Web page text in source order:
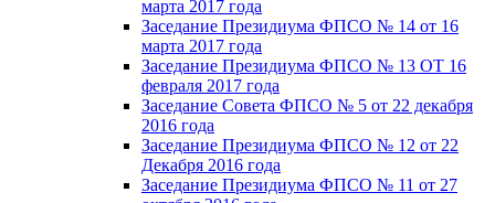
марта 2017 года
Заседание Президиума ФПСО № 14 от 16
марта 2017 года
Заседание Президиума ФПСО № 13 ОТ 16
февраля 2017 года
Заседание Совета ФПСО № 5 от 22 декабря
2016 года
Заседание Президиума ФПСО № 12 от 22
Декабря 2016 года
Заседание Президиума ФПСО № 11 от 27